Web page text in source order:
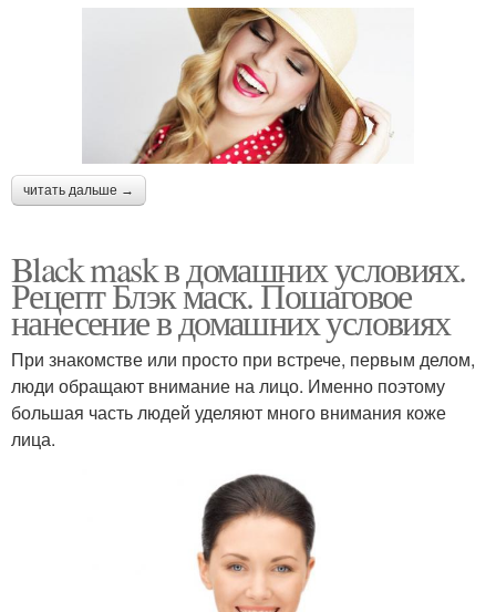
читать дальше →
Black mask в домашних условиях.
Рецепт Блэк маск. Пошаговое
нанесение в домашних условиях
При знакомстве или просто при встрече, первым делом,
люди обращают внимание на лицо. Именно поэтому
большая часть людей уделяют много внимания коже
лица.